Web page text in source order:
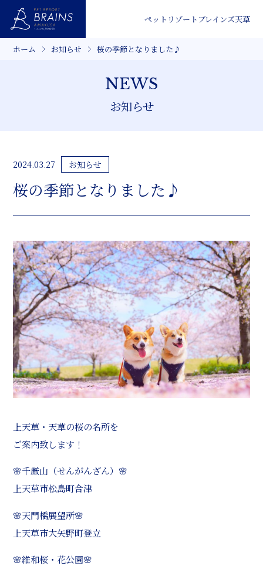
ペットリゾートブレインズ天草
ホーム お知らせ 桜の季節となりました♪
NEWS
お知らせ
2024.03.27 お知らせ
桜の季節となりました♪
上天草・天草の桜の名所を
ご案内致します！
🌸千厳山（せんがんざん）🌸
上天草市松島町合津
🌸天門橋展望所🌸
上天草市大矢野町登立
🌸維和桜・花公園🌸